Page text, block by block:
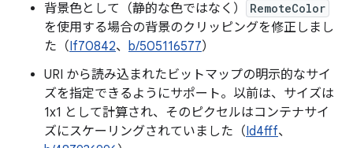
背景色として（静的な色ではなく）
RemoteColor
を使用する場合の背景のクリッピングを修正しまし
た（If70842、 b/505116577）
URI から読み込まれたビットマップの明示的なサイ
ズを指定できるようにサポート。以前は、サイズは
1x1 として計算され、そのピクセルはコンテナサイ
ズにスケーリングされていました（Id4fff、